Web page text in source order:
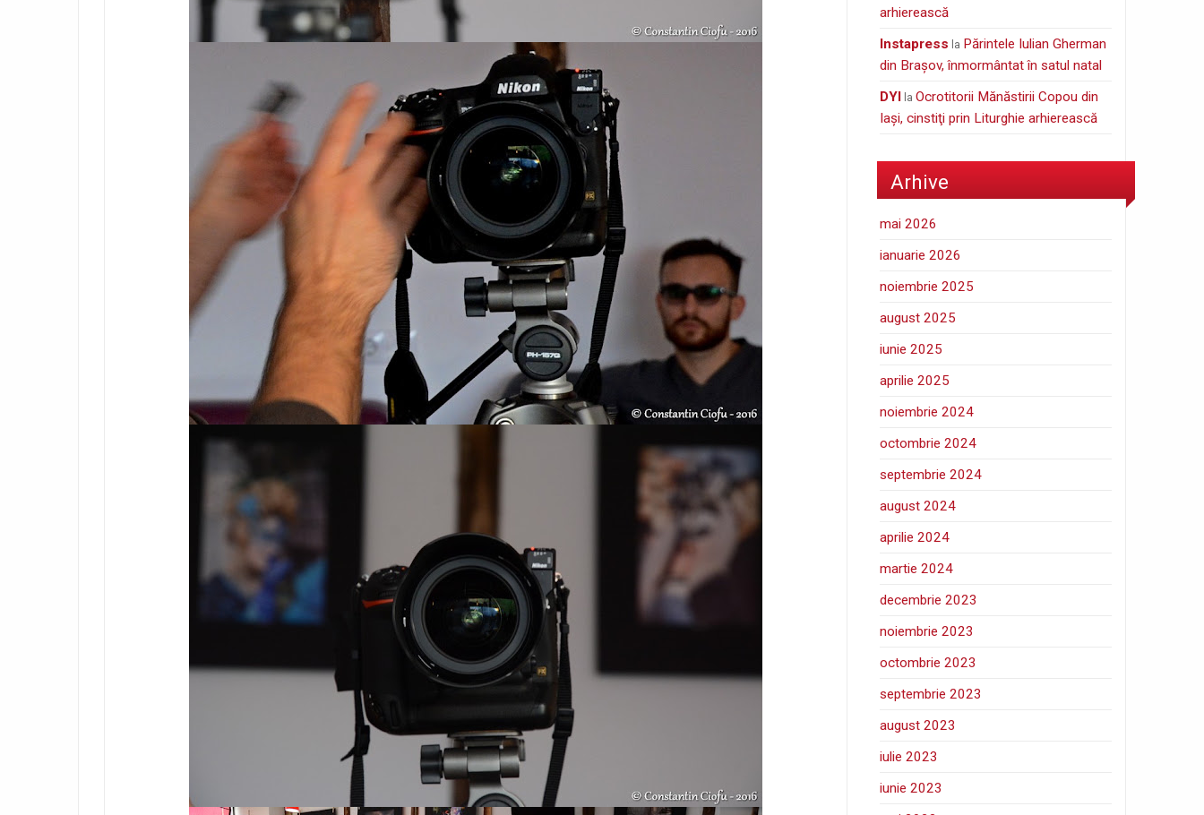
arhierească
Instapress la Părintele Iulian Gherman
din Braşov, înmormântat în satul natal
DYI laOcrotitorii Mănăstirii Copou din
Iaşi, cinstiţi prin Liturghie arhierească
Arhive
mai 2026
ianuarie 2026
noiembrie 2025
august 2025
iunie 2025
aprilie 2025
noiembrie 2024
octombrie 2024
septembrie 2024
august 2024
aprilie 2024
martie 2024
decembrie 2023
noiembrie 2023
octombrie 2023
septembrie 2023
august 2023
iulie 2023
iunie 2023